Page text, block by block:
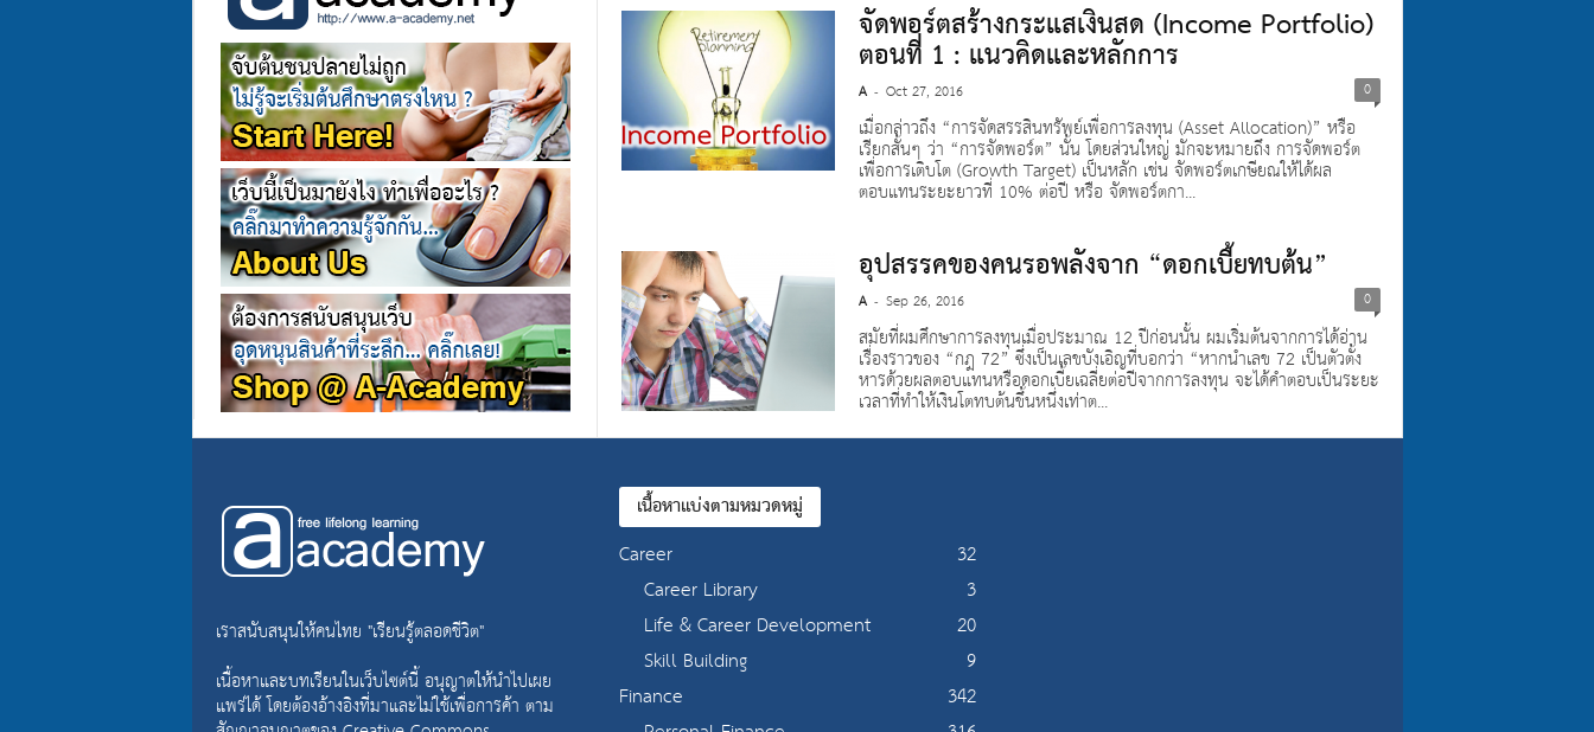
จัดพอร์ตสร้างกระแสเงินสด (Income Portfolio)
ตอนที่ 1 : แนวคิดและหลักการ
A - Oct 27, 2016 0
เมื่อกล่าวถึง “การจัดสรรสินทรัพย์เพื่อการลงทุน (Asset Allocation)” หรือ
เรียกสั้นๆ ว่า “การจัดพอร์ต” นั้น โดยส่วนใหญ่ มักจะหมายถึง การจัดพอร์ต
เพื่อการเติบโต (Growth Target) เป็นหลัก เช่น จัดพอร์ตเกษียณให้ได้ผล
ตอบแทนระยะยาวที่ 10% ต่อปี หรือ จัดพอร์ตกา...
อุปสรรคของคนรอพลังจาก “ดอกเบี้ยทบต้น”
A - Sep 26, 2016 0
สมัยที่ผมศึกษาการลงทุนเมื่อประมาณ 12 ปีก่อนนั้น ผมเริ่มต้นจากการได้อ่าน
เรื่องราวของ “กฎ 72” ซึ่งเป็นเลขบังเอิญที่บอกว่า “หากนำเลข 72 เป็นตัวตั้ง
หารด้วยผลตอบแทนหรือดอกเบี้ยเฉลี่ยต่อปีจากการลงทุน จะได้คำตอบเป็นระยะ
เวลาที่ทำให้เงินโตทบต้นขึ้นหนึ่งเท่าต...
เราสนับสนุนให้คนไทย "เรียนรู้ตลอดชีวิต"
เนื้อหาและบทเรียนในเว็บไซต์นี้ อนุญาตให้นำไปเผย
แพร่ได้ โดยต้องอ้างอิงที่มาและไม่ใช้เพื่อการค้า ตาม
เนื้อหาแบ่งตามหมวดหมู่
Career
32
Career Library
3
Life & Career Development
20
Skill Building
9
Finance
342